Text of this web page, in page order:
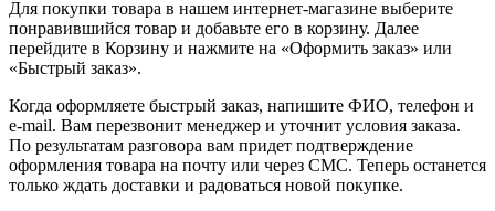
Для покупки товара в нашем интернет-магазине выберите
понравившийся товар и добавьте его в корзину. Далее
перейдите в Корзину и нажмите на «Оформить заказ» или
«Быстрый заказ».
Когда оформляете быстрый заказ, напишите ФИО, телефон и
e-mail. Вам перезвонит менеджер и уточнит условия заказа.
По результатам разговора вам придет подтверждение
оформления товара на почту или через СМС. Теперь останется
только ждать доставки и радоваться новой покупке.